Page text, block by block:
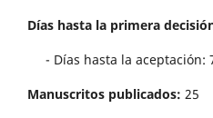
Días hasta la primera
- Días hasta la aceptación:
Manuscritos publicados: 25